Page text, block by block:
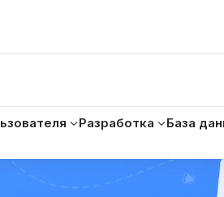
Разработка База